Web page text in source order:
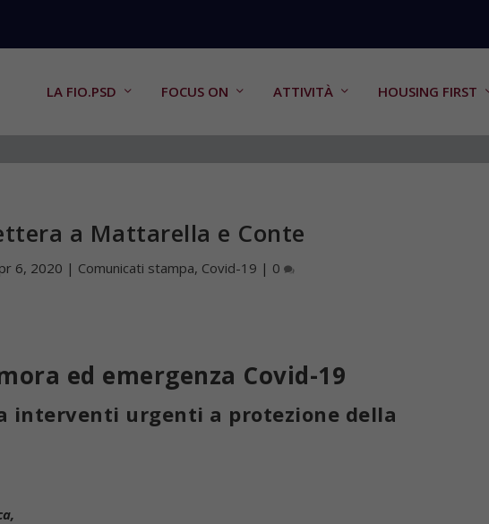
LA FIO.PSD FOCUS ON ATTIVITÀ HOUSING FIRST
a Mattarella e Conte
6, 2020 | Comunicati stampa, Covid-19 | 0
ed emergenza Covid-19
interventi urgenti a protezione della